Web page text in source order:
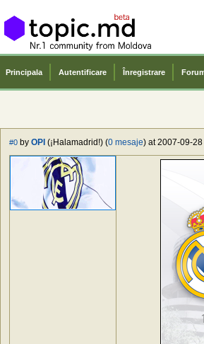
Principala Autentificare Înregistrare
#0 by OPI (¡Halamadrid!) (0 mesaje) at 2007-09-